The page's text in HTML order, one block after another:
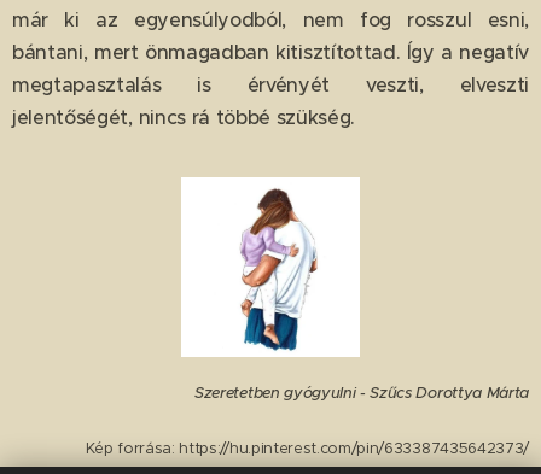
már ki az egyensúlyodból, nem fog rosszul esni,
bántani, mert önmagadban kitisztítottad. Így a negatív
megtapasztalás is érvényét veszti, elveszti
jelentőségét, nincs rá többé szükség.
Szeretetben gyógyulni - Szűcs Dorottya Márta
Kép forrása:https://hu.pinterest.com/pin/633387435642373/